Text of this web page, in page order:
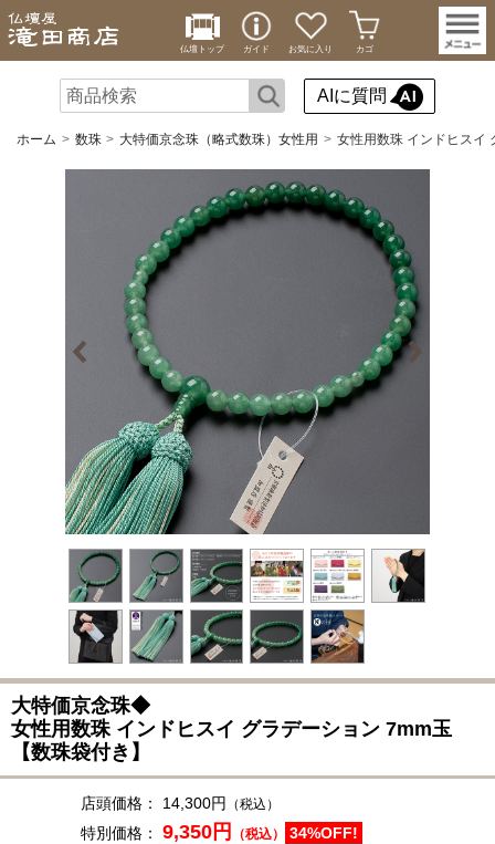
仏壇トップ ガイド お気に入り カゴ
AIに質問
ホーム 数珠 大特価京念珠（略式数珠）女性用 女性用数珠 インドヒスイ
大特価京念珠◆
女性用数珠 インドヒスイ グラデーション 7mm玉
【数珠袋付き】
店頭価格： 14,300円 （税込）
特別価格： 9,350円 （税込）
34%OFF!